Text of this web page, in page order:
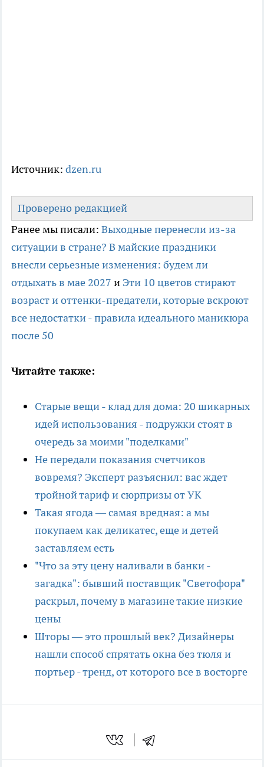
Источник: dzen.ru
Проверено редакцией
Ранее мы писали: Выходные перенесли из-за
ситуации в стране? В майские праздники
внесли серьезные изменения: будем ли
отдыхать в мае 2027 и Эти 10 цветов стирают
возраст и оттенки-предатели, которые вскроют
все недостатки - правила идеального маникюра
после 50
Читайте также:
Старые вещи - клад для дома: 20 шикарных
идей использования - подружки стоят в
очередь за моими "поделками"
Не передали показания счетчиков
вовремя? Эксперт разъяснил: вас ждет
тройной тариф и сюрпризы от УК
Такая ягода — самая вредная: а мы
покупаем как деликатес, еще и детей
заставляем есть
"Что за эту цену наливали в банки -
загадка": бывший поставщик "Светофора"
раскрыл, почему в магазине такие низкие
цены
Шторы — это прошлый век? Дизайнеры
нашли способ спрятать окна без тюля и
портьер - тренд, от которого все в восторге